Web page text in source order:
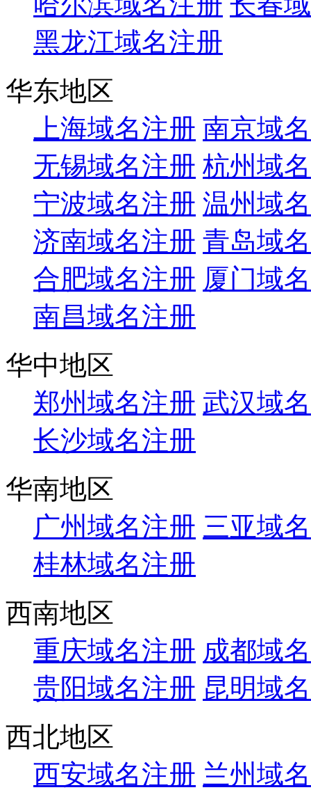
黑龙江域名注册
华东地区
上海域名注册 南京域
无锡域名注册 杭州域
宁波域名注册 温州域
济南域名注册 青岛域
合肥域名注册 厦门域
南昌域名注册
华中地区
郑州域名注册 武汉域
长沙域名注册
华南地区
广州域名注册 三亚域
桂林域名注册
西南地区
重庆域名注册 成都域
贵阳域名注册 昆明域
西北地区
西安域名注册 兰州域